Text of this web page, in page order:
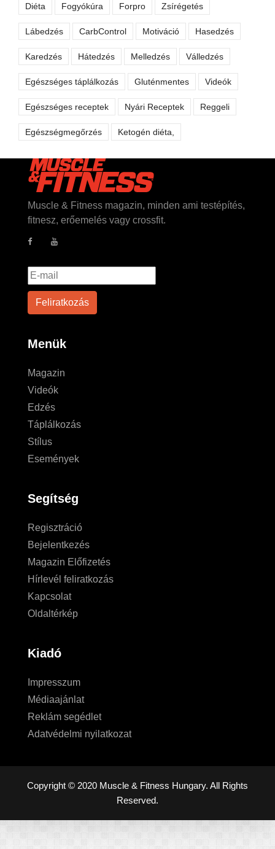
Diéta Fogyókúra Forpro Zsírégetés
Lábedzés CarbControl Motiváció Hasedzés
Karedzés Hátedzés Melledzés Válledzés
Egészséges táplálkozás Gluténmentes Videók
Egészséges receptek Nyári Receptek Reggeli
Egészségmegőrzés Ketogén diéta,
Muscle & Fitness magazin, minden ami testépítés,
fitnesz, erőemelés vagy crossfit.
Menük
Magazin
Videók
Edzés
Táplálkozás
Stílus
Események
Segítség
Regisztráció
Bejelentkezés
Magazin Előfizetés
Hírlevél feliratkozás
Kapcsolat
Oldaltérkép
Kiadó
Impresszum
Médiaajánlat
Reklám segédlet
Adatvédelmi nyilatkozat
Copyright © 2020 Muscle & Fitness Hungary. All Rights
Reserved.